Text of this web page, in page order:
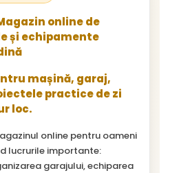
online de
și echipamente
mașină, garaj,
practice de zi
loc.
online pentru oameni
lucrurile importante:
garajului, echiparea